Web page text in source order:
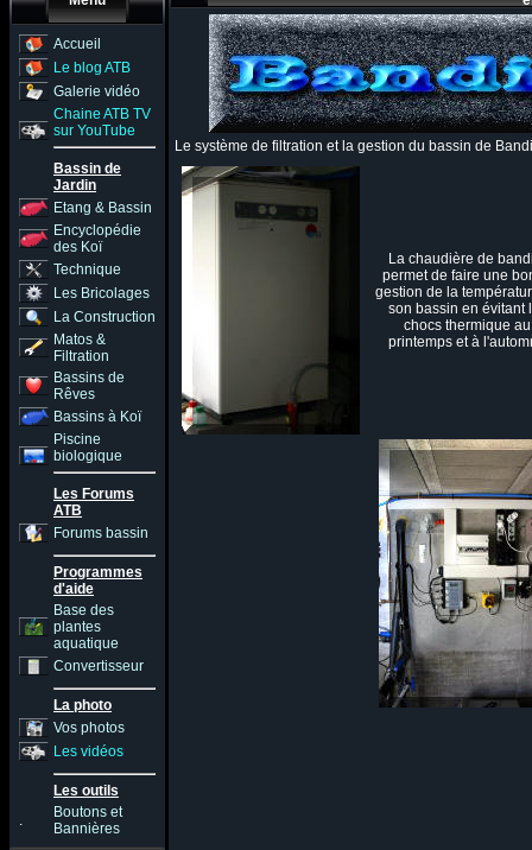
Accueil
Le blog ATB
Galerie vidéo
Chaine ATB TV
sur YouTube
Bassin de
Jardin
Etang & Bassin
Encyclopédie
des Koï
Technique
Les Bricolages
La Construction
Matos &
Filtration
Bassins de
Rêves
Bassins à Koï
Piscine
biologique
Les Forums
ATB
Forums bassin
Programmes
d'aide
Base des
plantes
aquatique
Convertisseur
La photo
Vos photos
Les vidéos
Les outils
.
Boutons et
Bannières
Le système de filtration et la gestion du bassin de
La chaudière de
permet de faire une
gestion de la
son bassin en évitant
chocs thermique au
printemps et à